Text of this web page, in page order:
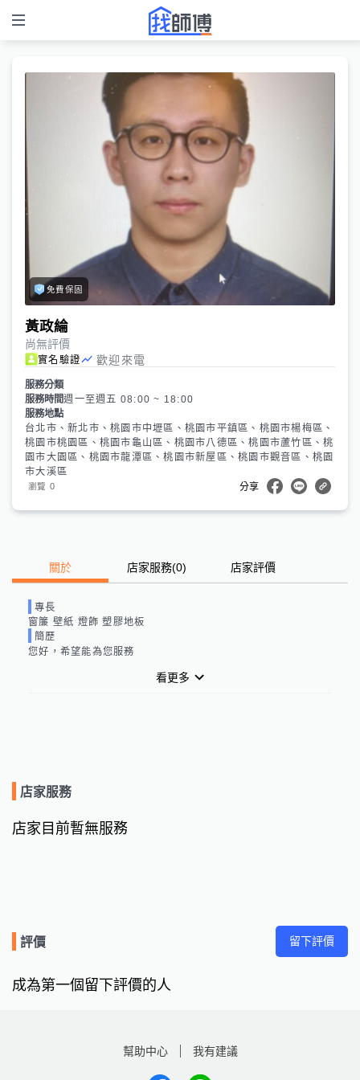
免費保固
黃政綸
尚無評價
實名驗證 歡迎來電
服務分類
服務時間週一至週五 08:00 ~ 18:00
服務地點
台北市、新北市、桃園市中壢區、桃園市平鎮區、桃園市楊梅區、
桃園市桃園區、桃園市龜山區、桃園市八德區、桃園市蘆竹區、桃
園市大園區、桃園市龍潭區、桃園市新屋區、桃園市觀音區、桃園
市大溪區
瀏覽 0 分享
關於 店家服務(0) 店家評價
專長
窗簾 壁紙 燈飾 塑膠地板
簡歷
您好，希望能為您服務
看更多
店家服務
店家目前暫無服務
評價 留下評價
成為第一個留下評價的人
幫助中心 我有建議